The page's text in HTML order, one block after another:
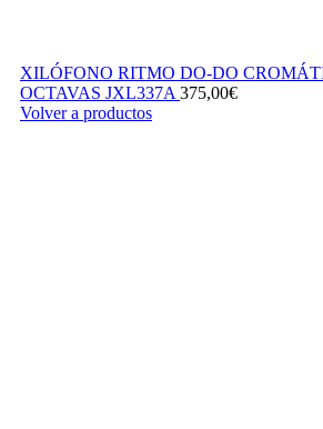
XILÓFONO RITMO DO-DO
OCTAVAS JXL337A 375,00€
Volver a productos